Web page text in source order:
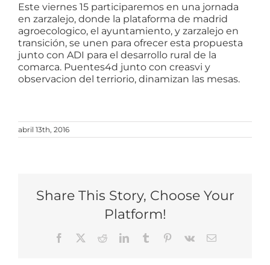
Este viernes 15 participaremos en una jornada
en zarzalejo, donde la plataforma de madrid
agroecologico, el ayuntamiento, y zarzalejo en
transición, se unen para ofrecer esta propuesta
junto con ADI para el desarrollo rural de la
comarca. Puentes4d junto con creasvi y
observacion del terriorio, dinamizan las mesas.
abril 13th, 2016
Share This Story, Choose Your
Platform!
Facebook RedditLinkedInTumblr Pinterest
Vk
Correo